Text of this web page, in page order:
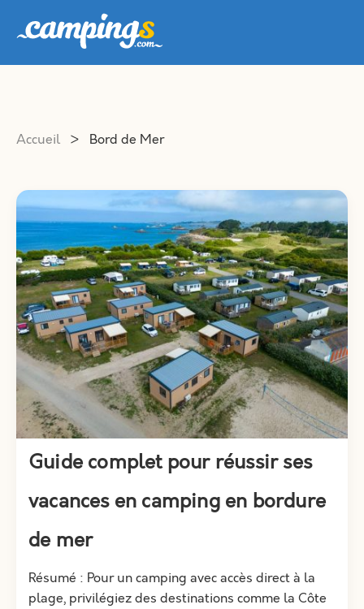
Accueil > Bord de Mer
Guide complet pour réussir ses
vacances en camping en bordure
de mer
Résumé : Pour un camping avec accès direct à la
plage, privilégiez des destinations comme la Côte